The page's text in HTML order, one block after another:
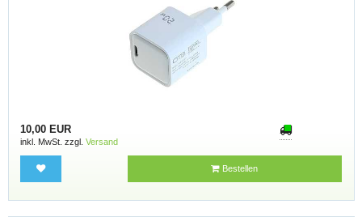
10,00 EUR
inkl. MwSt. zzgl. Versand
Bestellen